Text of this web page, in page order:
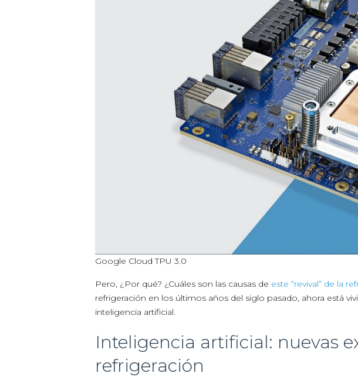
Google Cloud TPU 3.0
Pero, ¿Por qué? ¿Cuáles son las causas de este “revival” de la
refrigeración en los últimos años del siglo pasado, ahora está
inteligencia artificial.
Inteligencia artificial: nuevas
refrigeración